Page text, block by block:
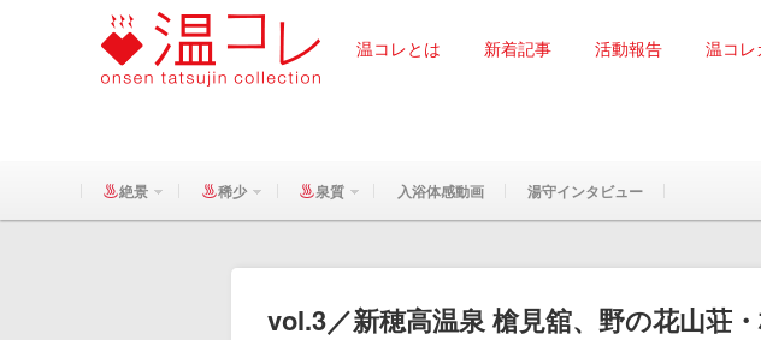
温コレとは 新着記事 活動報告 温コレ
絶景 稀少 泉質 入浴体感動画 湯守インタビュー
vol.3／新穂高温泉 槍見舘、野の花山荘